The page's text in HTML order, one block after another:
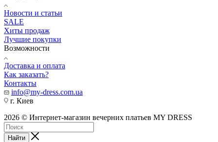
Новости и статьи
SALE
Хиты продаж
Лучшие покупки
Возможности
Доставка и оплата
Как заказать?
Контакты
info@my-dress.com.ua
г. Киев
2026 © Интернет-магазин вечерних платьев MY DRESS
Найти